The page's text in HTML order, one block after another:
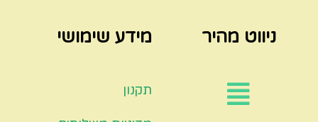
ניווט מהיר מידע שימושי
תקנון